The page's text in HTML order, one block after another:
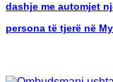
dashje me automjet
persona të tjerë në